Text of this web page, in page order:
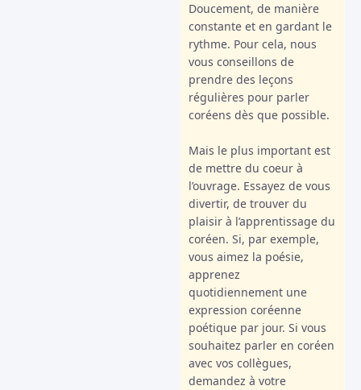
Doucement, de manière
constante et en gardant le
rythme. Pour cela, nous
vous conseillons de
prendre des leçons
régulières pour parler
coréens dès que possible.
Mais le plus important est
de mettre du coeur à
l’ouvrage. Essayez de vous
divertir, de trouver du
plaisir à l’apprentissage du
coréen. Si, par exemple,
vous aimez la poésie,
apprenez
quotidiennement une
expression coréenne
poétique par jour. Si vous
souhaitez parler en coréen
avec vos collègues,
demandez à votre